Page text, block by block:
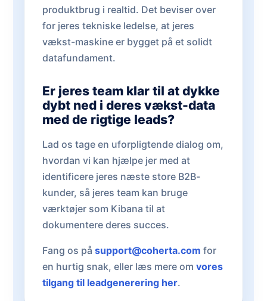
produktbrug i realtid. Det beviser over
for jeres tekniske ledelse, at jeres
vækst-maskine er bygget på et solidt
datafundament.
Er jeres team klar til at dykke
dybt ned i deres vækst-data
med de rigtige leads?
Lad os tage en uforpligtende dialog om,
hvordan vi kan hjælpe jer med at
identificere jeres næste store B2B-
kunder, så jeres team kan bruge
værktøjer som Kibana til at
dokumentere deres succes.
Fang os på support@coherta.com for
en hurtig snak, eller læs mere om vores
tilgang til leadgenerering her.